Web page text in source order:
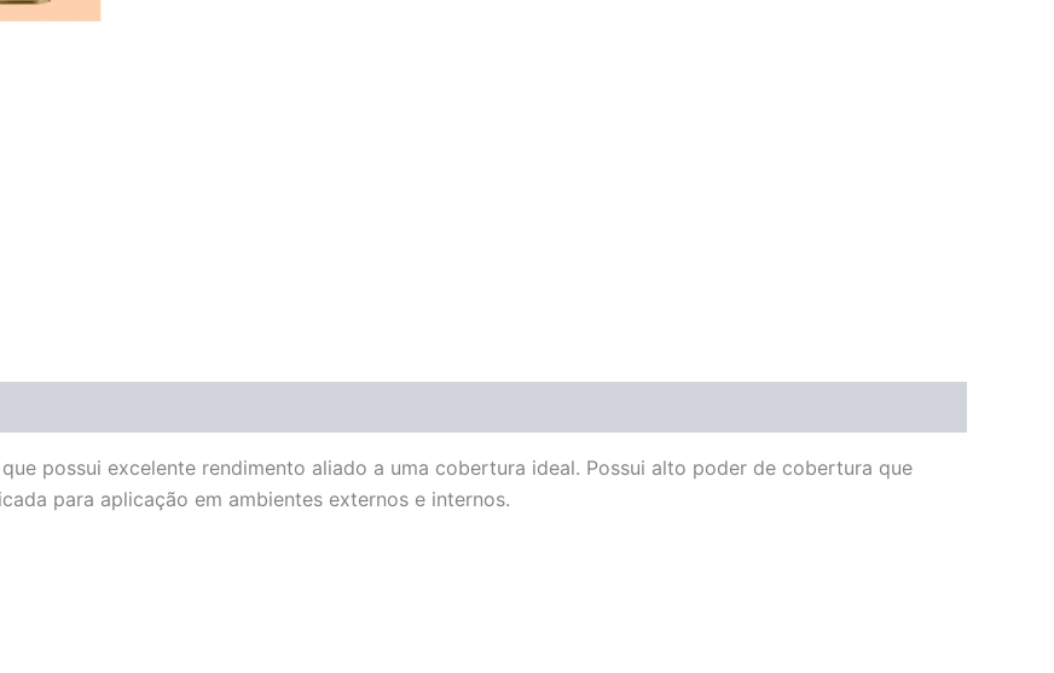
possui excelente rendimento aliado a uma cobertura ideal. Possui alto poder de cobertura que
para aplicação em ambientes externos e internos.